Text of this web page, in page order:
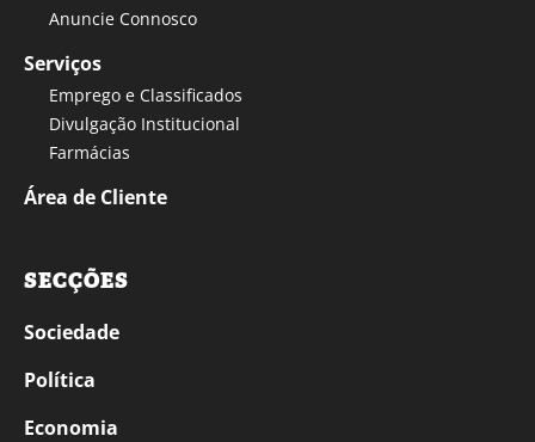
Anuncie Connosco
Serviços
Emprego e Classificados
Divulgação Institucional
Farmácias
Área de Cliente
SECÇÕES
Sociedade
Política
Economia